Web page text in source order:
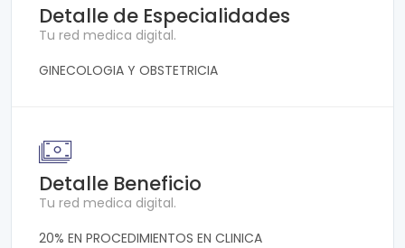
Detalle de Especialidades
Tu red medica digital.
GINECOLOGIA Y OBSTETRICIA
Detalle Beneficio
Tu red medica digital.
20% EN PROCEDIMIENTOS EN CLINICA